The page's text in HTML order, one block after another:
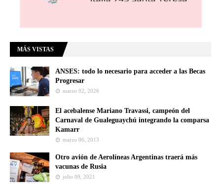
MÁS VISTAS
ANSES: todo lo necesario para acceder a las Becas
Progresar
marzo 02, 2026
El acebalense Mariano Travassi, campeón del
Carnaval de Gualeguaychú integrando la comparsa
Kamarr
marzo 06, 2013
Otro avión de Aerolíneas Argentinas traerá más
vacunas de Rusia
julio 09, 2021